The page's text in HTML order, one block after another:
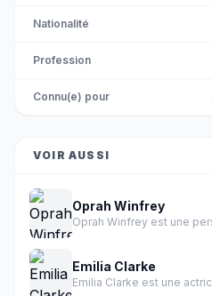
Nationalité
Profession
Connu(e) pour
VOIR AUSSI
Oprah Winfrey
Emilia Clarke